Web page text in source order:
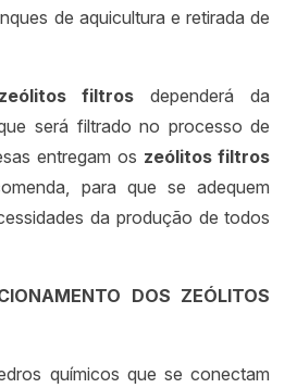
de aquicultura e retirada de
zeólitos filtros dependerá da
será filtrado no processo de
entregam os zeólitos filtros
para que se adequem
da produção de todos
DOS ZEÓLITOS
químicos que se conectam